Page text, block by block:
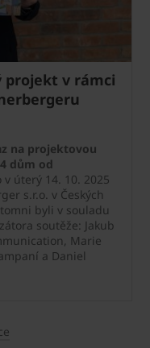
projekt v rámci
na projektovou
dům od
úterý 14. 10. 2025
s.r.o. v Českých
byli v souladu
soutěže: Jakub
Marie
a Daniel